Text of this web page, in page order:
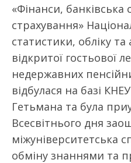
«Фінанси, банківська
страхування»
статистики, обліку
відкритої гостьової
недержавних
відбулася на базі
Гетьмана та була
Всесвітнього дня
міжуніверситетська
обміну знаннями та